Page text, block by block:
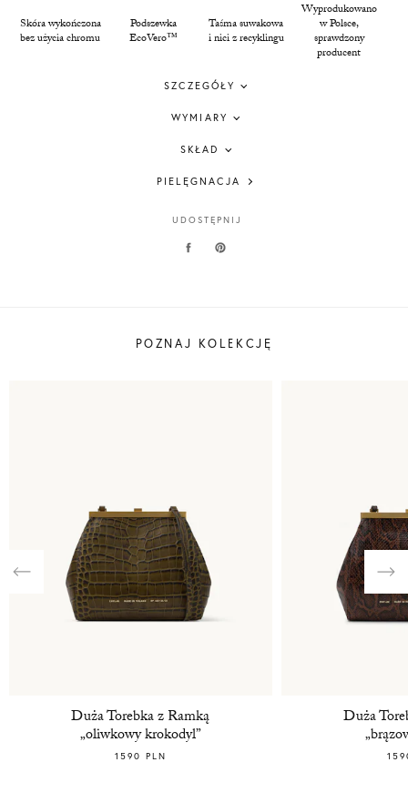
Skóra wykończona
bez użycia chromu
Podszewka
EcoVero™
Taśma suwakowa
i nici z recyklingu
Wyprodukowano
w Polsce,
sprawdzony
producent
SZCZEGÓŁY
WYMIARY
SKŁAD
PIELĘGNACJA
UDOSTĘPNIJ
POZNAJ KOLEKCJĘ
Duża Torebka z Ramką
„oliwkowy krokodyl”
1590 PLN
Duża
Previous